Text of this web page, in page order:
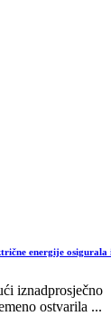
energije osigurala
iznadprosječno
ostvarila ...